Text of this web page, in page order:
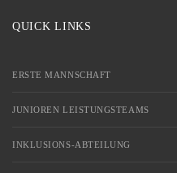
QUICK LINKS
ERSTE MANNSCHAFT
JUNIOREN LEISTUNGSTEAMS
INKLUSIONS-ABTEILUNG